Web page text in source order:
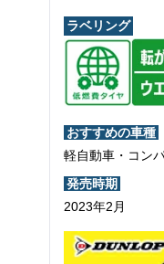
ラベリング
おすすめの車種
軽自動車・コン
発売時期
2023年2月